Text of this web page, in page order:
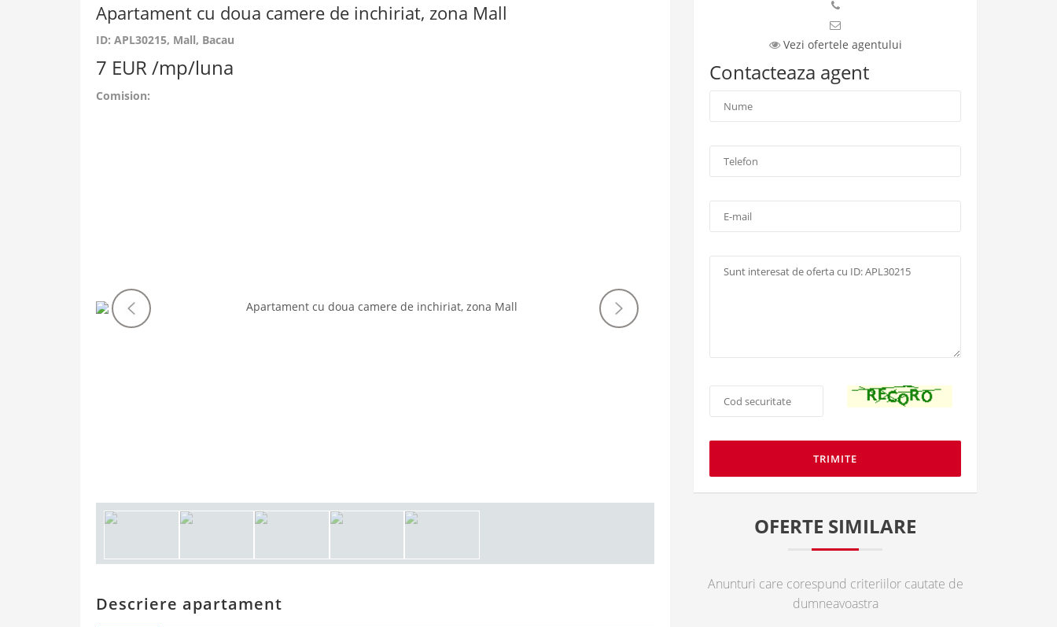
Apartament cu doua camere de inchiriat, zona Mall
ID: APL30215, Mall, Bacau
7 EUR /mp/luna
Comision:
urmatoare
Descriere apartament
Vezi ofertele agentului
Contacteaza agent
mail:
securitate
OFERTE SIMILARE
Anunturi care corespund criteriilor cautate de
dumneavoastra